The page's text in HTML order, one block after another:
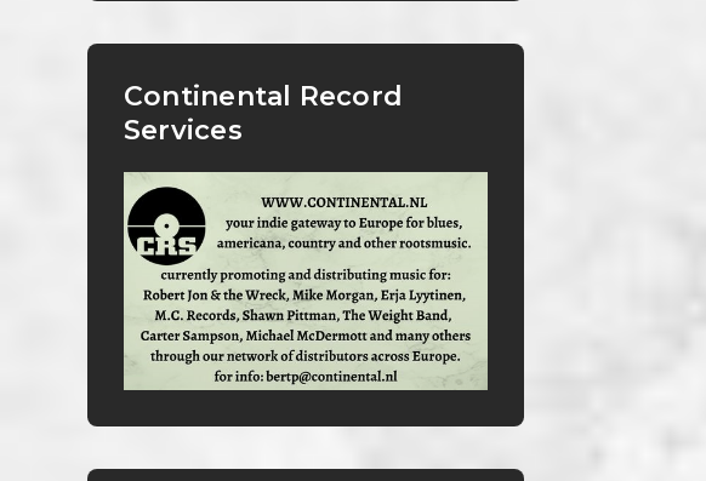
Continental Record
Services